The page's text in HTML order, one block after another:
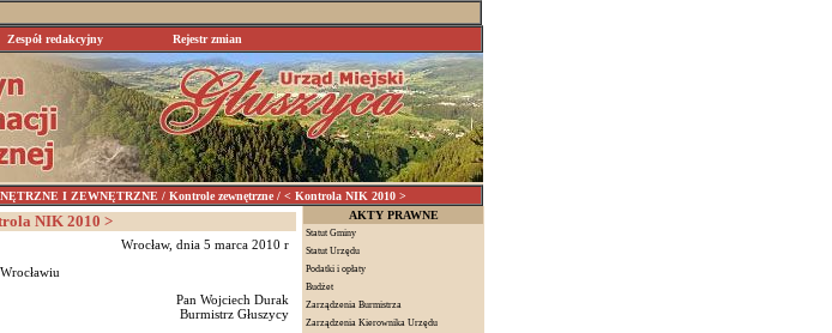
Zespół redakcyjny Rejestr zmian
I ZEWNĘTRZNE / Kontrole zewnętrzne / < Kontrola NIK 2010 >
NIK 2010 >
Wrocław, dnia 5 marca 2010 r
Pan Wojciech Durak
Burmistrz Głuszycy
AKTY PRAWNE
Statut Gminy
Statut Urzędu
Podatki i opłaty
Budżet
Zarządzenia Burmistrza
Zarządzenia Kierownika Urzędu